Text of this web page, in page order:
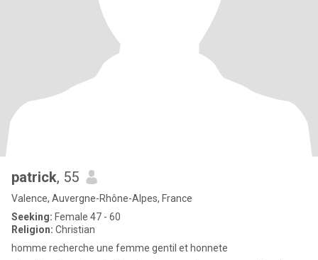
patrick, 55
Valence, Auvergne-Rhône-Alpes, France
Seeking: Female 47 - 60
Religion: Christian
homme recherche une femme gentil et honnete